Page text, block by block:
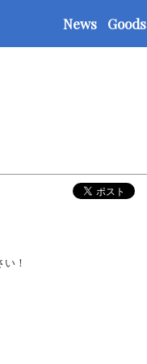
News Goods
い！